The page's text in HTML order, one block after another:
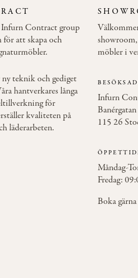
Contract group
för att skapa och
teknik och gediget
hantverkares långa
för
kvaliteten på
läderarbeten.
möbler i
Infurn
115 26
Måndag-
Fredag:
Boka